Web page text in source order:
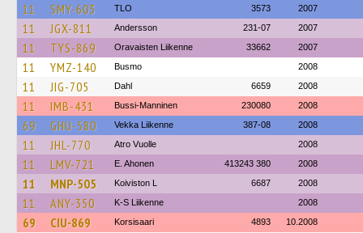
11 SMY-603 TLO 3573 2007
11 JGX-811 Andersson 231-07 2007
11 TYS-869 Oravaisten Liikenne 33662 2007
11 YMZ-140 Busmo 2008
11 JIG-705 Dahl 6659 2008
11 IMB-431 Bussi-Manninen 230080 2008
69 GHU-580 Vekka Liikenne 387-08 2008
11 JHL-770 Atro Vuolle 2008
11 LMV-721 E. Ahonen 413243 380 2008
11 MNP-505 Koiviston L 6687 2008
11 ANY-350 K-S Liikenne 2008
69 CIU-869 Korsisaari 4893 10.2008